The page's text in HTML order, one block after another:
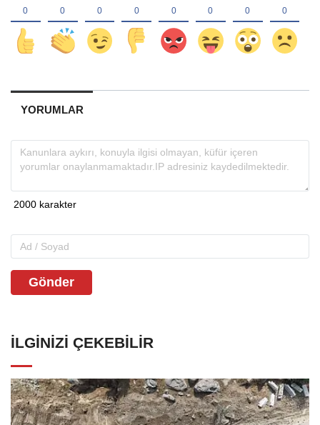
YORUMLAR
Gönder
İLGINIZI ÇEKEBILIR